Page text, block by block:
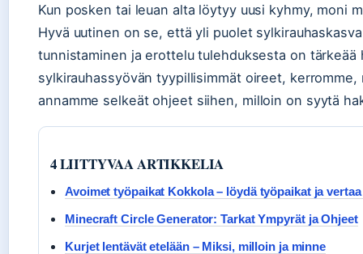
Kun posken tai leuan alta löytyy uusi kyhmy, moni
Hyvä uutinen on se, että yli puolet
tunnistaminen ja erottelu tulehduksesta on tärkeää
sylkirauhassyövän tyypillisimmät oireet,
annamme selkeät ohjeet siihen, milloin on syytä
4 LIITTYVAA ARTIKKELIA
Avoimet työpaikat Kokkola – löydä työpaikat ja
Minecraft Circle Generator: Tarkat Ympyrät ja Ohjeet
Kurjet lentävät etelään – Miksi, milloin ja minne